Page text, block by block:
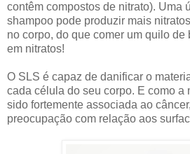
contêm compostos de nitrato). Uma
shampoo pode produzir mais
no corpo, do que comer um quilo de
em nitratos!
O SLS é capaz de danificar o
cada célula do seu corpo. E como a
sido fortemente associada ao
preocupação com relação aos